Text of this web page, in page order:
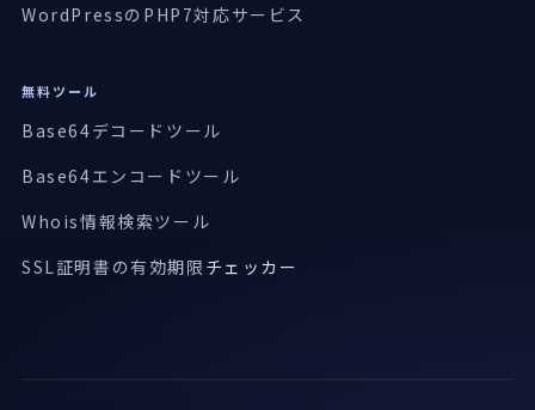
WordPressのPHP7対応サービス
無料ツール
Base64デコードツール
Base64エンコードツール
Whois情報検索ツール
SSL証明書の有効期限 チェッカー